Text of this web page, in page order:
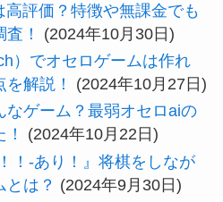
高評価？特徴や無課金でも
！
(2024年10月30日)
）でオセロゲームは作れ
解説！
(2024年10月27日)
なゲーム？最弱オセロaiの
(2024年10月22日)
！-あり！』将棋をしなが
とは？ (2024年9月30日)